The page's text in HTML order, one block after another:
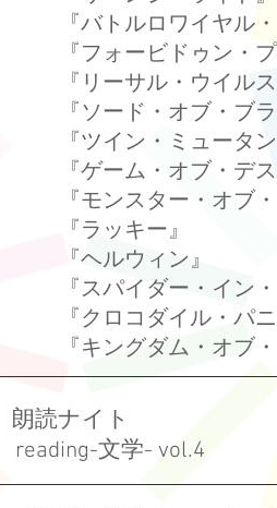
『バトルロワイヤ
『フォービドゥン
『リーサル・ウイル
『ソード・オブ・
『ツイン・ミュー
『ゲーム・オブ・
『モンスター・オ
『ラッキー』
『ヘルウィン』
『スパイダー・イ
『クロコダイル・
『キングダム・オ
イト
reading-文学- vol.4